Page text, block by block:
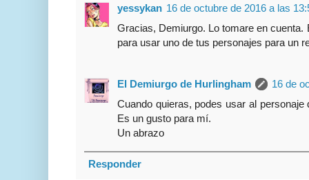
yessykan 16 de octubre de 2016 a las
Gracias, Demiurgo. Lo tomare en cuenta.
para usar uno de tus personajes para un
El Demiurgo de Hurlingham
16 de
Cuando quieras, podes usar al
Es un gusto para mí.
Un abrazo
Responder